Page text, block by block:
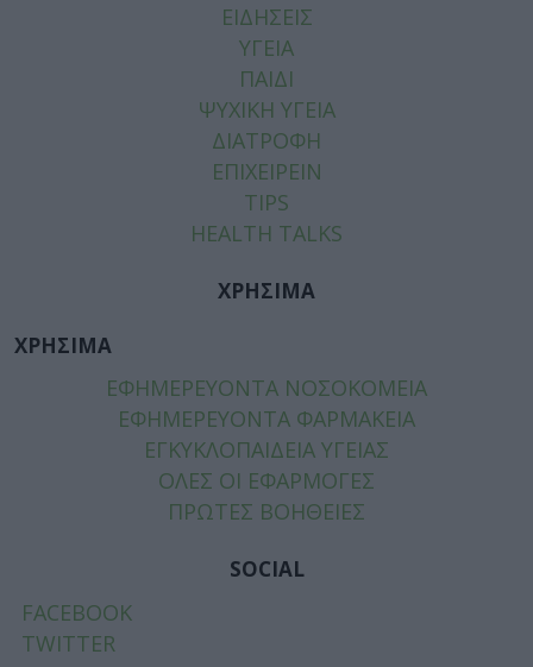
ΕΙΔΗΣΕΙΣ
ΥΓΕΙΑ
ΠΑΙΔΙ
ΨΥΧΙΚΗ ΥΓΕΙΑ
ΔΙΑΤΡΟΦΗ
ΕΠΙΧΕΙΡΕΙΝ
TIPS
HEALTH TALKS
ΧΡΗΣΙΜΑ
ΧΡΗΣΙΜΑ
ΕΦΗΜΕΡΕΥΟΝΤΑ ΝΟΣΟΚΟΜΕΙΑ
ΕΦΗΜΕΡΕΥΟΝΤΑ ΦΑΡΜΑΚΕΙΑ
ΕΓΚΥΚΛΟΠΑΙΔΕΙΑ ΥΓΕΙΑΣ
ΟΛΕΣ ΟΙ ΕΦΑΡΜΟΓΕΣ
ΠΡΩΤΕΣ ΒΟΗΘΕΙΕΣ
SOCIAL
FACEBOOK
TWITTER